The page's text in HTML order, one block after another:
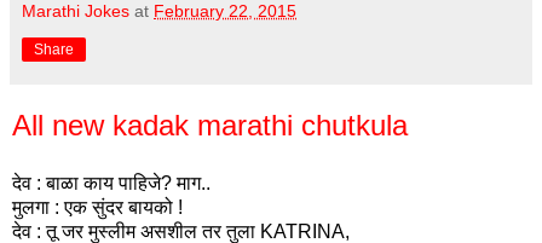
Marathi Jokes at February 22, 2015
Share
All new kadak marathi chutkula
देव : बाळा काय पाहिजे? माग..
मुलगा : एक सुंदर बायको !
देव : तू जर मुस्लीम असशील तर तुला KATRINA,